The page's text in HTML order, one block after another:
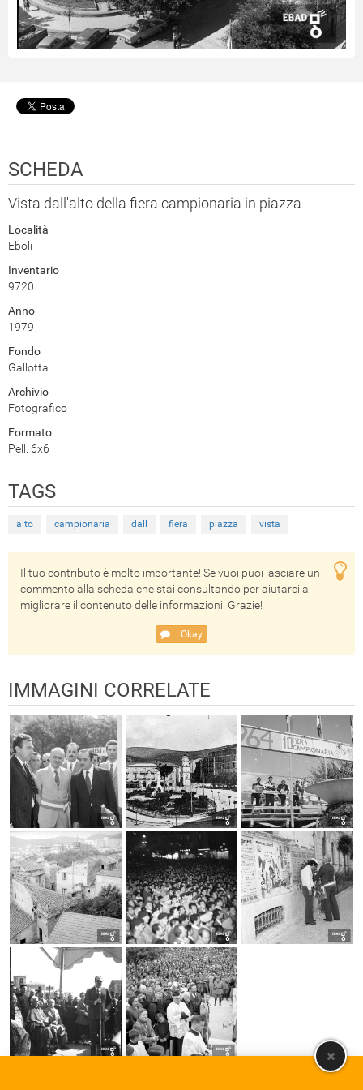
SCHEDA
Vista dall'alto della fiera campionaria in piazza
Località
Eboli
Inventario
9720
Anno
1979
Fondo
Gallotta
Archivio
Fotografico
Formato
Pell. 6x6
TAGS
alto campionaria dall fiera piazza vista
Il tuo contributo è molto importante! Se vuoi puoi lasciare un
commento alla scheda che stai consultando per aiutarci a
migliorare il contenuto delle informazioni. Grazie!
Okay
IMMAGINI CORRELATE